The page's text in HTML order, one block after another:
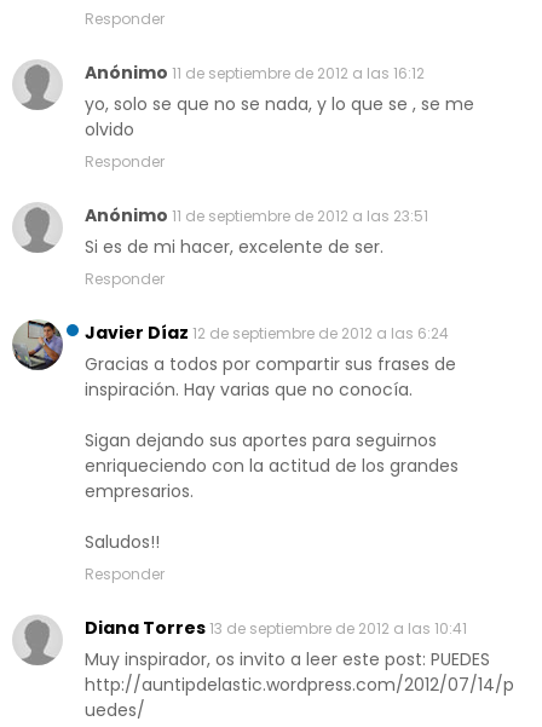
Responder
Anónimo 11 de septiembre de 2012 a las 16:12
yo, solo se que no se nada, y lo que se , se me
olvido
Responder
Anónimo 11 de septiembre de 2012 a las 23:51
Si es de mi hacer, excelente de ser.
Responder
Javier Díaz 12 de septiembre de 2012 a las 6:24
Gracias a todos por compartir sus frases de
inspiración. Hay varias que no conocía.
Sigan dejando sus aportes para seguirnos
enriqueciendo con la actitud de los grandes
empresarios.
Saludos!!
Responder
Diana Torres13 de septiembre de 2012 a las 10:41
Muy inspirador, os invito a leer este post: PUEDES
http://auntipdelastic.wordpress.com/2012/07/14/p
uedes/